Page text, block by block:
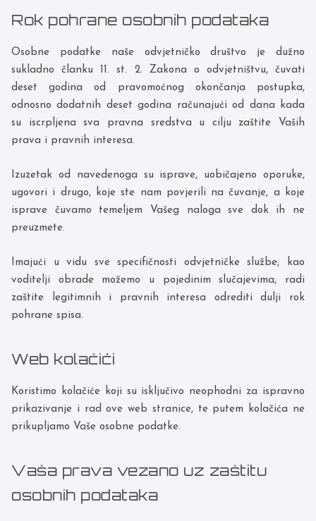
Rok pohrane osobnih podataka
Osobne podatke naše odvjetničko društvo je dužno
sukladno članku 11. st. 2. Zakona o odvjetništvu, čuvati
deset godina od pravomoćnog okončanja postupka,
odnosno dodatnih deset godina računajući od dana kada
su iscrpljena sva pravna sredstva u cilju zaštite Vaših
prava i pravnih interesa.
Izuzetak od navedenoga su isprave, uobičajeno oporuke,
ugovori i drugo, koje ste nam povjerili na čuvanje, a koje
isprave čuvamo temeljem Vašeg naloga sve dok ih ne
preuzmete.
Imajući u vidu sve specifičnosti odvjetničke službe, kao
voditelji obrade možemo u pojedinim slučajevima, radi
zaštite legitimnih i pravnih interesa odrediti dulji rok
pohrane spisa.
Web kolačići
Koristimo kolačiće koji su isključivo neophodni za ispravno
prikazivanje i rad ove web stranice, te putem kolačića ne
prikupljamo Vaše osobne podatke.
Vaša prava vezano uz zaštitu
osobnih podataka